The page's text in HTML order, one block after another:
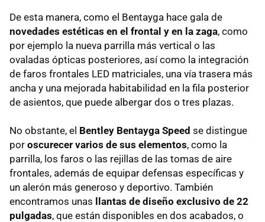
De esta manera, como el Bentayga hace gala de
novedades estéticas en el frontal y en la zaga, como
por ejemplo la nueva parrilla más vertical o las
ovaladas ópticas posteriores, así como la integración
de faros frontales LED matriciales, una vía trasera más
ancha y una mejorada habitabilidad en la fila posterior
de asientos, que puede albergar dos o tres plazas.
No obstante, el Bentley Bentayga Speed se distingue
por oscurecer varios de sus elementos, como la
parrilla, los faros o las rejillas de las tomas de aire
frontales, además de equipar defensas específicas y
un alerón más generoso y deportivo. También
encontramos unas llantas de diseño exclusivo de 22
pulgadas, que están disponibles en dos acabados, o